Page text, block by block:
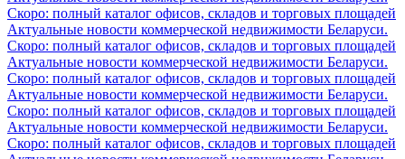
Скоро: полный каталог офисов, складов и торговых площадей
Актуальные новости коммерческой недвижимости Беларуси.
Скоро: полный каталог офисов, складов и торговых площадей
Актуальные новости коммерческой недвижимости Беларуси.
Скоро: полный каталог офисов, складов и торговых площадей
Актуальные новости коммерческой недвижимости Беларуси.
Скоро: полный каталог офисов, складов и торговых площадей
Актуальные новости коммерческой недвижимости Беларуси.
Скоро: полный каталог офисов, складов и торговых площадей